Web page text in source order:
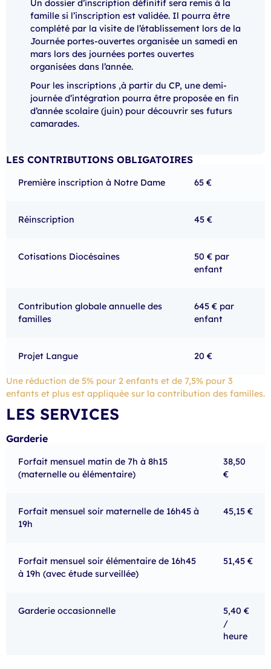
Un dossier d’inscription définitif sera remis à la
famille si l’inscription est validée. Il pourra être
complété par la visite de l’établissement lors de la
Journée portes-ouvertes organisée un samedi en
mars lors des journées portes ouvertes
organisées dans l’année.
Pour les inscriptions ,à partir du CP, une demi-
journée d’intégration pourra être proposée en fin
d’année scolaire (juin) pour découvrir ses futurs
camarades.
LES CONTRIBUTIONS OBLIGATOIRES
Première inscription à Notre Dame 65 €
Réinscription 45 €
Cotisations Diocésaines
50 € par
enfant
Contribution globale annuelle des
familles
645 € par
enfant
Projet Langue 20 €
Une réduction de 5% pour 2 enfants et de 7,5% pour 3
enfants et plus est appliquée sur la contribution des familles.
LES SERVICES
Garderie
Forfait mensuel matin de 7h à 8h15
(maternelle ou élémentaire)
38,50
€
Forfait mensuel soir maternelle de 16h45 à
19h
45,15 €
Forfait mensuel soir élémentaire de 16h45
à 19h (avec étude surveillée)
51,45 €
Garderie occasionnelle
5,40 €
/
heure